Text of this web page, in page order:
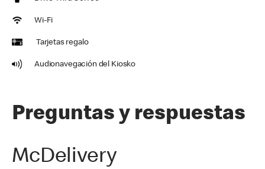
Wi-Fi
Tarjetas regalo
Audionavegación del Kiosko
Preguntas y respuestas
McDelivery